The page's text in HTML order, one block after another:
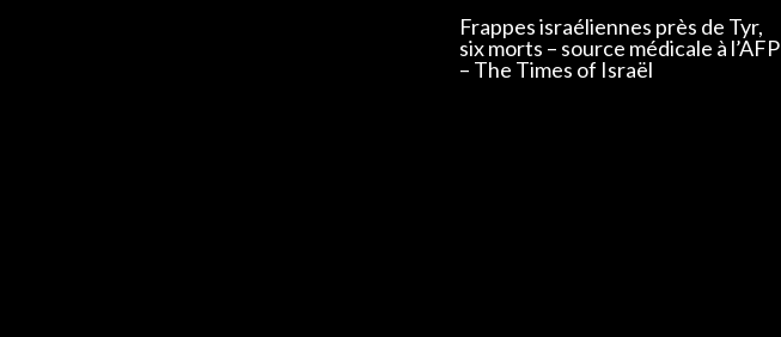
Frappes israéliennes près de Tyr,
six morts – source médicale à l’AFP
– The Times of Israël